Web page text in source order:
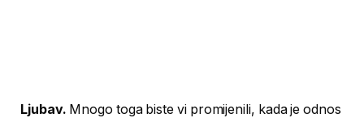
Ljubav. Mnogo toga biste vi promijenili, kada je odnos